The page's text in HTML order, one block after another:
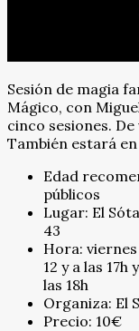
Sesión de magia
Mágico, con
cinco sesiones.
También estará
Edad
públicos
Lugar: El
43
Hora: viernes
12 y a las 17h
las 18h
Organiza: El
Precio: 10€